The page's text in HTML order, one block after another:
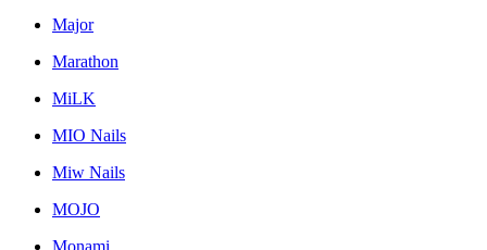
Major
Marathon
MiLK
MIO Nails
Miw Nails
MOJO
Monami